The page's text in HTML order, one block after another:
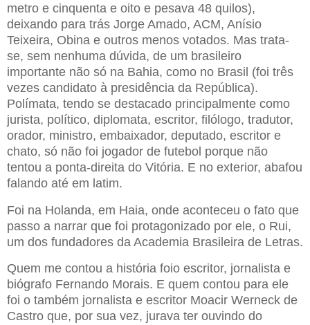
metro e cinquenta e oito e pesava 48 quilos),
deixando para trás Jorge Amado, ACM, Anísio
Teixeira, Obina e outros menos votados. Mas trata-
se, sem nenhuma dúvida, de um brasileiro
importante não só na Bahia, como no Brasil (foi três
vezes candidato à presidência da República).
Polímata, tendo se destacado principalmente como
jurista, político, diplomata, escritor, filólogo, tradutor,
orador, ministro, embaixador, deputado, escritor e
chato, só não foi jogador de futebol porque não
tentou a ponta-direita do Vitória. E no exterior, abafou
falando até em latim.
Foi na Holanda, em Haia, onde aconteceu o fato que
passo a narrar que foi protagonizado por ele, o Rui,
um dos fundadores da Academia Brasileira de Letras.
Quem me contou a história foio escritor, jornalista e
biógrafo Fernando Morais. E quem contou para ele
foi o também jornalista e escritor Moacir Werneck de
Castro que, por sua vez, jurava ter ouvindo do